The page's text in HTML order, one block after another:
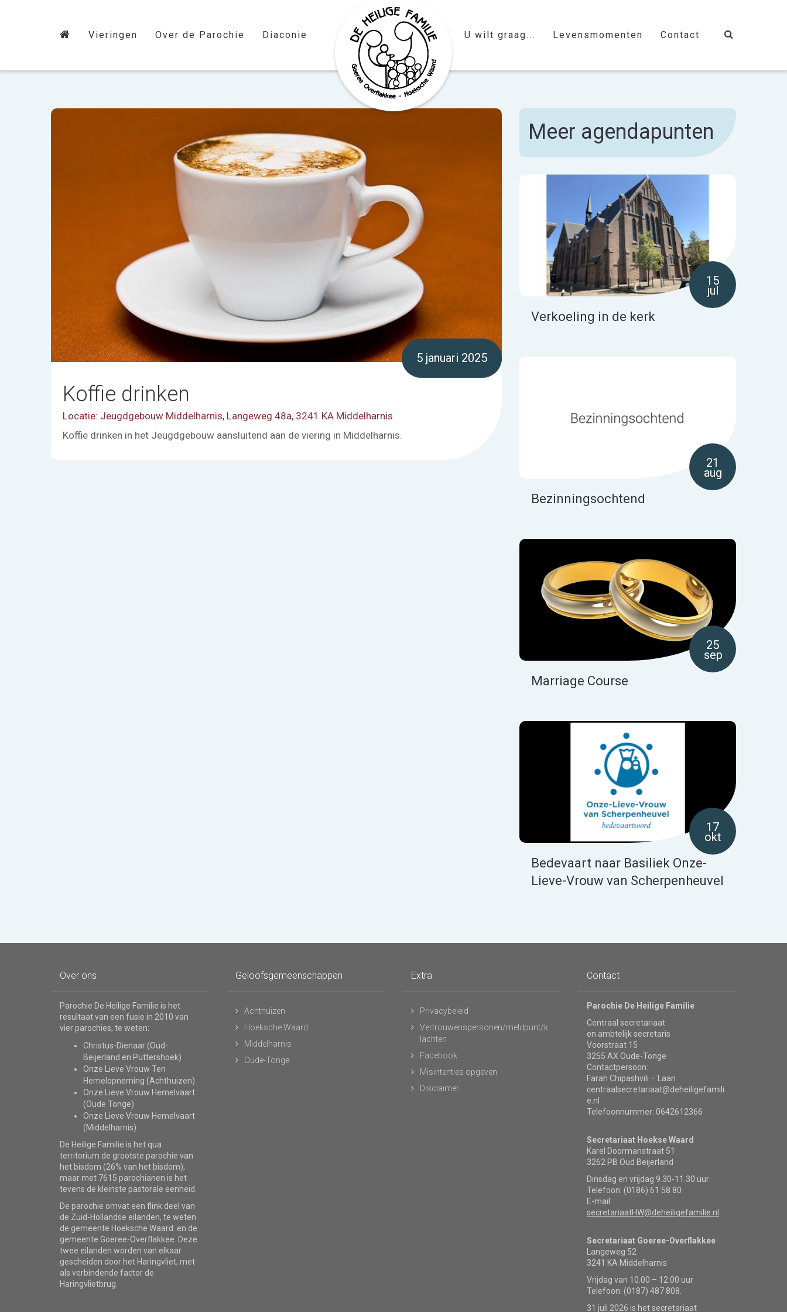
Vieringen Over de Parochie Diaconie U wilt graag... Levensmomenten Contact
5 januari 2025
Koffie drinken
Locatie: Jeugdgebouw Middelharnis, Langeweg 48a, 3241 KA Middelharnis
Koffie drinken in het Jeugdgebouw aansluitend aan de viering in Middelharnis.
Meer agendapunten
15
jul
Verkoeling in de kerk
21
aug
Bezinningsochtend
25
sep
Marriage Course
17
okt
Bedevaart naar Basiliek Onze-
Lieve-Vrouw van Scherpenheuvel
Over ons
Parochie De Heilige Familie is het
resultaat van een fusie in 2010 van
vier parochies, te weten:
Christus-Dienaar (Oud-
Beijerland en Puttershoek)
Onze Lieve Vrouw Ten
Hemelopneming (Achthuizen)
Onze Lieve Vrouw Hemelvaart
(Oude Tonge)
Onze Lieve Vrouw Hemelvaart
(Middelharnis)
De Heilige Familie is het qua
territorium de grootste parochie van
het bisdom (26% van het bisdom),
maar met 7615 parochianen is het
tevens de kleinste pastorale eenheid.
De parochie omvat een flink deel van
de Zuid-Hollandse eilanden, te weten
de gemeente Hoeksche Waard en de
gemeente Goeree-Overflakkee. Deze
twee eilanden worden van elkaar
gescheiden door het Haringvliet, met
als verbindende factor de
Haringvlietbrug.
Geloofsgemeenschappen
Achthuizen
Hoeksche Waard
Middelharnis
Oude-Tonge
Extra
Privacybeleid
Vertrouwenspersonen/meldpunt/k
lachten
Facebook
Misintenties opgeven
Disclaimer
Contact
Parochie De Heilige Familie
Centraal secretariaat
en ambtelijk secretaris
Voorstraat 15
3255 AX Oude-Tonge
Contactpersoon:
Farah Chipashvili – Laan
centraalsecretariaat@deheiligefamili
e.nl
Telefoonnummer: 0642612366
Secretariaat Hoekse Waard
Karel Doormanstraat 51
3262 PB Oud Beijerland
Dinsdag en vrijdag 9.30-11.30 uur
Telefoon: (0186) 61 58 80
E-mail:
secretariaatHW@deheiligefamilie.nl
Secretariaat Goeree-Overflakkee
Langeweg 52
3241 KA Middelharnis
Vrijdag van 10.00 – 12.00 uur
Telefoon: (0187) 487 808.
31 juli 2026 is het secretariaat